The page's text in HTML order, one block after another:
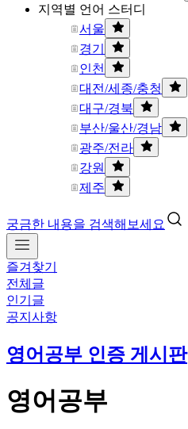
지역별 언어 스터디
서울
경기
인천
대전/세종/충청
대구/경북
부산/울산/경남
광주/전라
강원
제주
궁금한 내용을 검색해보세요
즐겨찾기
전체글
인기글
공지사항
영어공부 인증 게시판
영어공부